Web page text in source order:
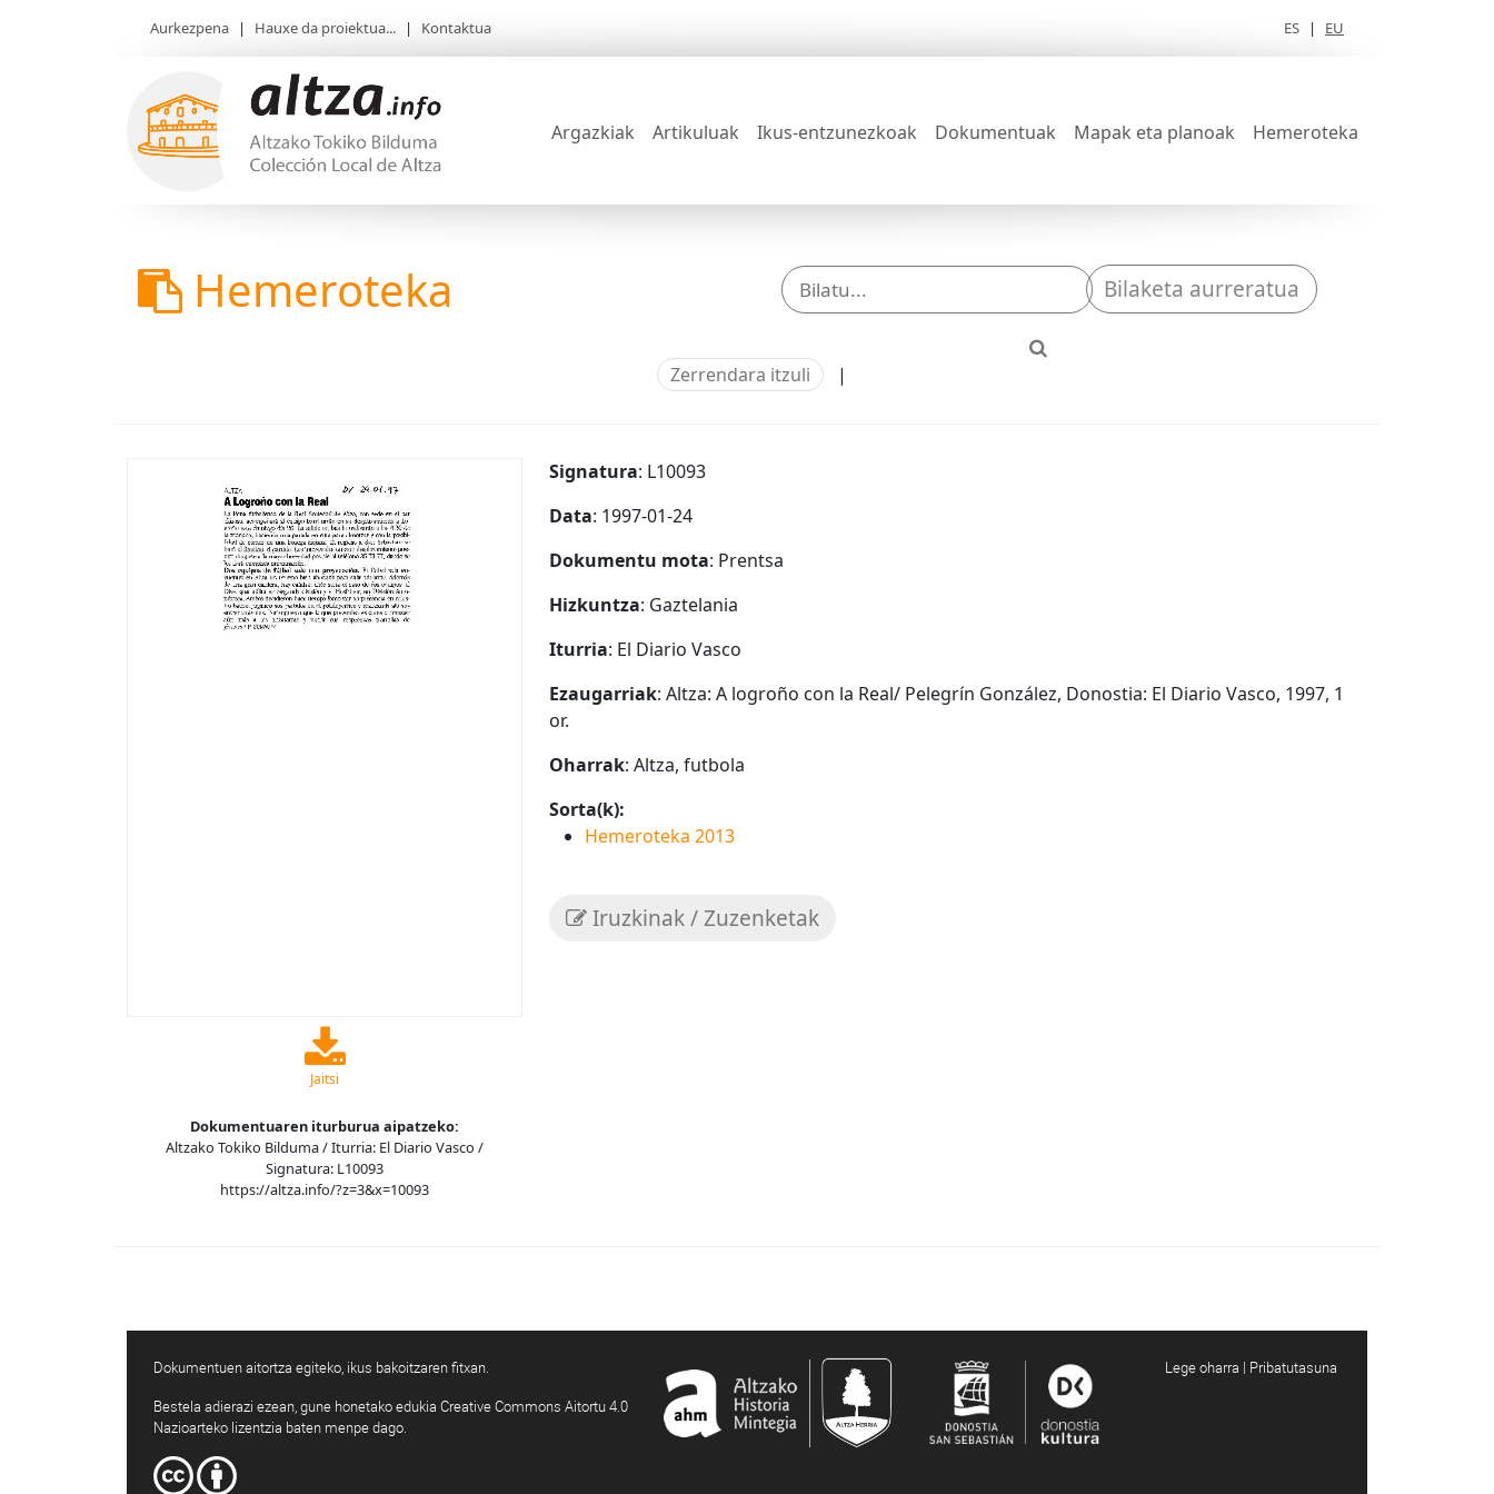
Aurkezpena | Hauxe da proiektua... | Kontaktua ES | EU
Argazkiak Artikuluak Ikus-entzunezkoak Dokumentuak Mapak eta planoak Hemeroteka
Hemeroteka Bilaketa aurreratua
Zerrendara itzuli |
Jaitsi
Dokumentuaren iturburua aipatzeko:
Altzako Tokiko Bilduma / Iturria: El Diario Vasco /
Signatura: L10093
https://altza.info/?z=3&x=10093
Signatura: L10093
Data: 1997-01-24
Dokumentu mota: Prentsa
Hizkuntza: Gaztelania
Iturria: El Diario Vasco
Ezaugarriak: Altza: A logroño con la Real/ Pelegrín González, Donostia: El Diario Vasco, 1997, 1
or.
Oharrak: Altza, futbola
Sorta(k):
Hemeroteka 2013
Iruzkinak / Zuzenketak
Dokumentuen aitortza egiteko, ikus bakoitzaren fitxan.
Bestela adierazi ezean, gune honetako edukia Creative Commons Aitortu 4.0
Nazioarteko lizentzia baten menpe dago.
Lege oharra | Pribatutasuna